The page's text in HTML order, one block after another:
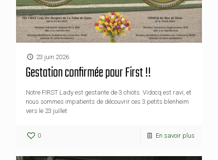
23 juin 2026
Gestation confirmée pour First !!
Notre FIRST Lady est gestante de 3 chiots. Vidocq est ravi, et
nous sommes impatients de découvrir ces 3 petits blenheim
vers le 23 juillet
0 En savoir plus